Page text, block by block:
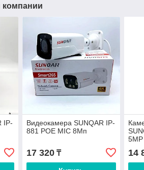
IP-
Видеокамера SUNQAR IP-
881 POE MIC 8Мп
17 320₸
5MP
14